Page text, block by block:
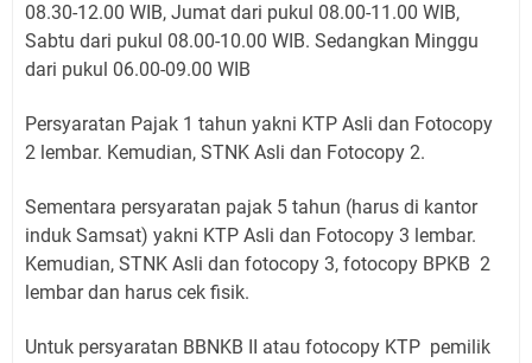
08.30-12.00 WIB, Jumat dari pukul 08.00-11.00 WIB,
Sabtu dari pukul 08.00-10.00 WIB. Sedangkan Minggu
dari pukul 06.00-09.00 WIB
Persyaratan Pajak 1 tahun yakni KTP Asli dan Fotocopy
2 lembar. Kemudian, STNK Asli dan Fotocopy 2.
Sementara persyaratan pajak 5 tahun (harus di kantor
induk Samsat) yakni KTP Asli dan Fotocopy 3 lembar.
Kemudian, STNK Asli dan fotocopy 3, fotocopy BPKB 2
lembar dan harus cek fisik.
Untuk persyaratan BBNKB II atau fotocopy KTP pemilik